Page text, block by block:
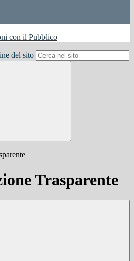
con il Pubblico
del sito
Trasparente